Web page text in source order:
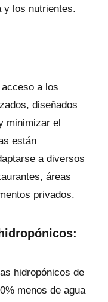
y los nutrientes.
a los
diseñados
minimizar el
están
a diversos
áreas
privados.
hidropónicos de
menos de agua